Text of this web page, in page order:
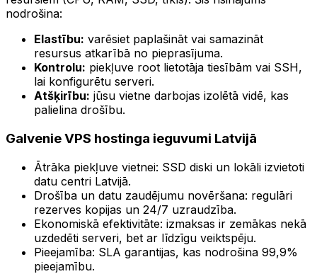
nodrošina:
Elastību: varēsiet paplašināt vai samazināt
resursus atkarībā no pieprasījuma.
Kontrolu: piekļuve root lietotāja tiesībām vai SSH,
lai konfigurētu serveri.
Atšķirību: jūsu vietne darbojas izolētā vidē, kas
palielina drošību.
Galvenie VPS hostinga ieguvumi Latvijā
Ātrāka piekļuve vietnei: SSD diski un lokāli izvietoti
datu centri Latvijā.
Drošība un datu zaudējumu novēršana: regulāri
rezerves kopijas un 24/7 uzraudzība.
Ekonomiskā efektivitāte: izmaksas ir zemākas nekā
uzdedēti serveri, bet ar līdzīgu veiktspēju.
Pieejamība: SLA garantijas, kas nodrošina 99,9%
pieejamību.